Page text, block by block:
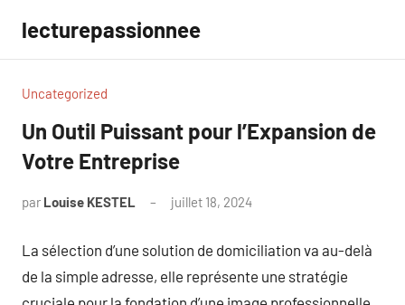
contenu
lecturepassionnee
Uncategorized
Un Outil Puissant pour l’Expansion de
Votre Entreprise
par Louise KESTEL juillet 18, 2024
La sélection d’une solution de domiciliation va au-delà
de la simple adresse, elle représente une stratégie